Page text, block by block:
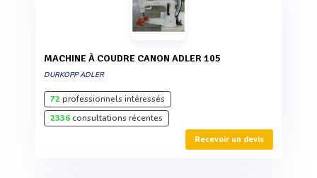
MACHINE À COUDRE CANON ADLER 105
DURKOPP ADLER
72professionnels intéressés
2336consultations récentes
Recevoir un devis